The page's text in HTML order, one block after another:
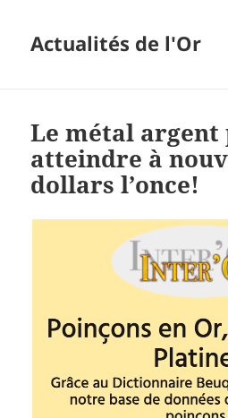
Actualités de l'Or
Le métal
atteindre à
dollars l’once!